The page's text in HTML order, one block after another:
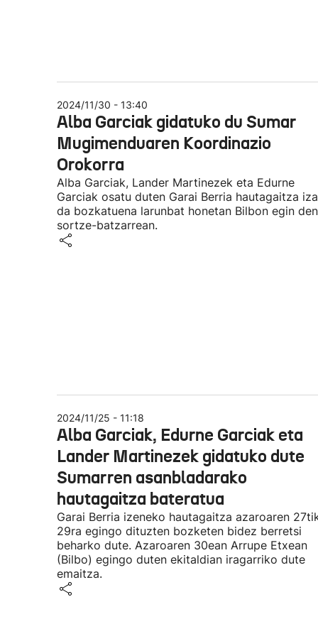
2024/11/30 - 13:40
Alba Garciak gidatuko du Sumar
Mugimenduaren Koordinazio
Orokorra
Alba Garciak, Lander Martinezek eta Edurne
Garciak osatu duten Garai Berria hautagaitza
da bozkatuena larunbat honetan Bilbon egin den
sortze-batzarrean.
2024/11/25 - 11:18
Alba Garciak, Edurne Garciak eta
Lander Martinezek gidatuko dute
Sumarren asanbladarako
hautagaitza bateratua
Garai Berria izeneko hautagaitza azaroaren
29ra egingo dituzten bozketen bidez berretsi
beharko dute. Azaroaren 30ean Arrupe Etxean
(Bilbo) egingo duten ekitaldian iragarriko dute
emaitza.